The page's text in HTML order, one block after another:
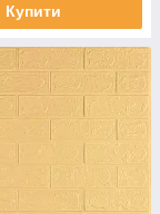
Купити